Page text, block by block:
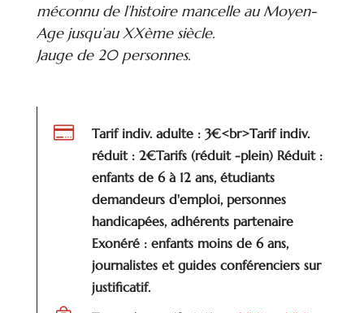
méconnu de l’histoire mancelle au Moyen-
Age jusqu’au XXème siècle.
Jauge de 20 personnes.

Tarif indiv. adulte : 3€<br>Tarif indiv.
réduit : 2€Tarifs (réduit -plein) Réduit :
enfants de 6 à 12 ans, étudiants
demandeurs d'emploi, personnes
handicapées, adhérents partenaire
Exonéré : enfants moins de 6 ans,
journalistes et guides conférenciers sur
justificatif.